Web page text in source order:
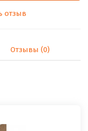
отзыв
Отзывы (0)